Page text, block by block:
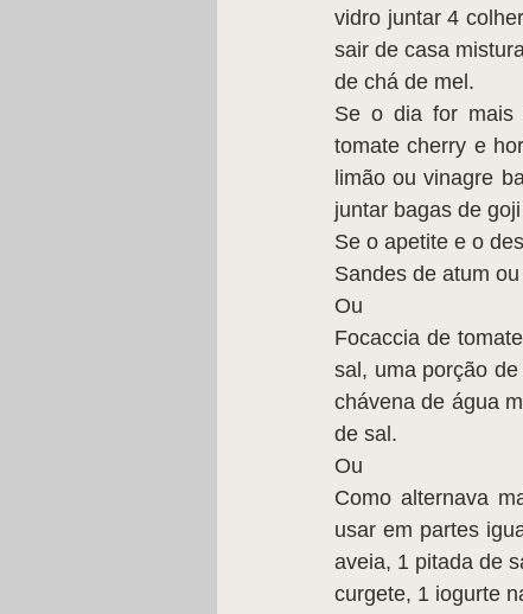
vidro juntar 4
sair de casa
de chá de mel.
Se o dia for mais
tomate cherry e
limão ou vinagre
juntar bagas de
Se o apetite e o
Sandes de atum
Ou
Focaccia de
sal, uma porção
chávena de água
de sal.
Ou
Como alternava
usar em partes
aveia, 1 pitada de
curgete, 1 iogurte